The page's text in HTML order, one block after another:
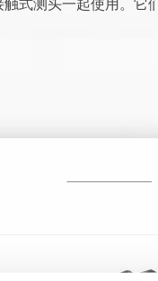
式测头一起使用。